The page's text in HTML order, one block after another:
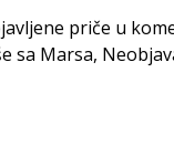
priče u
Marsa,